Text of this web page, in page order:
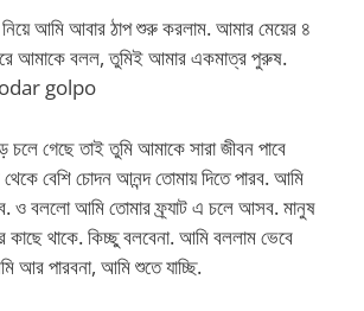
নিয়ে আমি আবার ঠাপ শুরু করলাম. আমার মেয়ের ৪
আমাকে বলল, তুমিই আমার একমাত্র পুরুষ.
golpo
চলে গেছে তাই তুমি আমাকে সারা জীবন পাবে
বেশি চোদন আনন্দ তোমায় দিতে পারব. আমি
ও বললো আমি তোমার ফ্র্যাট এ চলে আসব. মানুষ
কাছে থাকে. কিচ্ছু বলবেনা. আমি বললাম ভেবে
আর পারবনা, আমি শুতে যাচ্ছি.